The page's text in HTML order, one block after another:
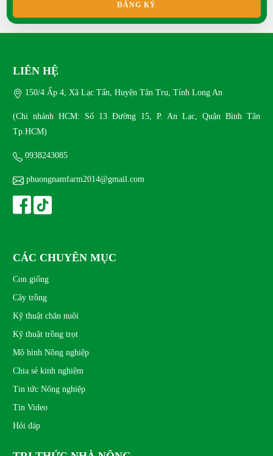
Nuôi Gà Trồng Rau Trên Sân Thượng
ĐĂNG KÝ
LIÊN HỆ
150/4 Ấp 4, Xã Lạc Tấn, Huyện Tân Trụ, Tỉnh Long An
(Chi nhánh HCM: Số 13 Đường 15, P. An Lạc, Quận Bình Tân
Tp.HCM)
0938243085
phuongnamfarm2014@gmail.com
CÁC CHUYÊN MỤC
Con giống
Cây trồng
Kỹ thuật chăn nuôi
Kỹ thuật trồng trọt
Mô hình Nông nghiệp
Chia sẻ kinh nghiệm
Tin tức Nông nghiệp
Tin Video
Hỏi đáp